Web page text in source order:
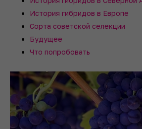
История гибридов в Европе
Сорта советской селекции
Будущее
Что попробовать